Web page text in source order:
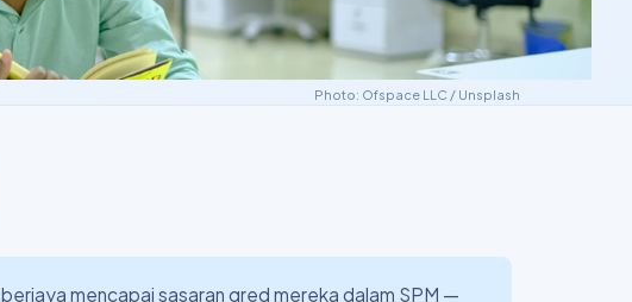
Photo: Ofspace LLC / Unsplash
berjaya mencapai sasaran gred mereka dalam SPM —